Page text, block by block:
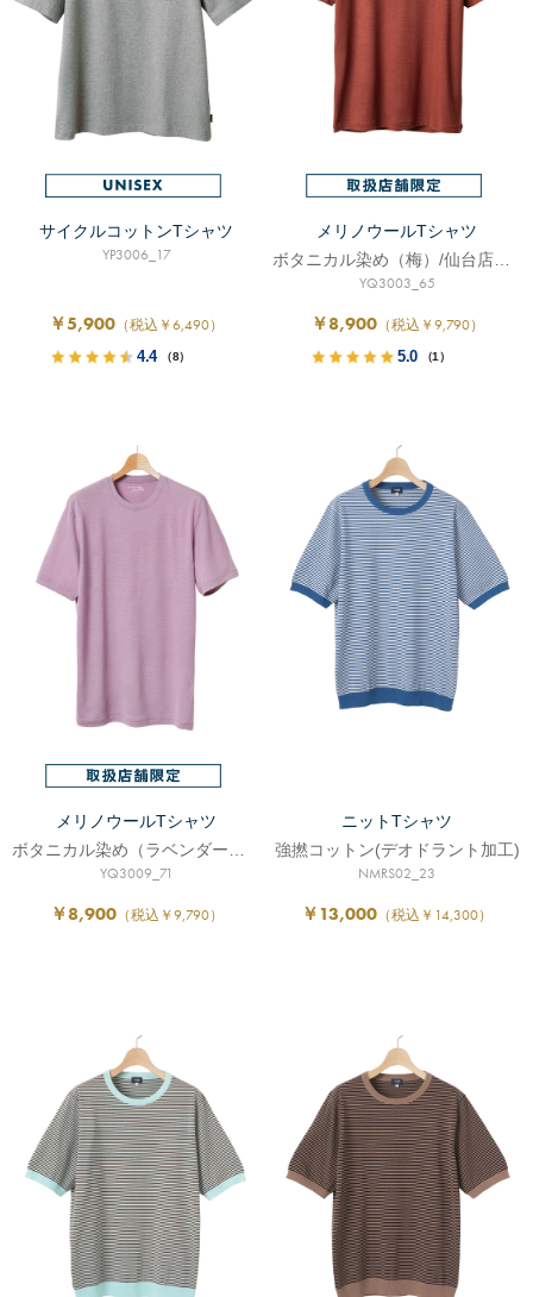
サイクルコットンTシャツ
YP3006_17
￥5,900 （税込￥6,490）
4.4 （8）
メリノウールTシャツ
YQ3003_65
￥8,900（税込￥9,790）
5.0 （1）
メリノウールTシャツ
YQ3009_71
￥8,900（税込￥9,790）
ニットTシャツ
強撚コットン(デオドラント加工)
NMRS02_23
￥13,000 （税込￥14,300）